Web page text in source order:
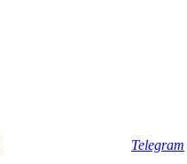
Telegram